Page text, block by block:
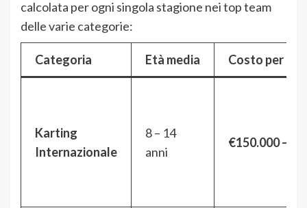
calcolata per ogni singola stagione nei top team
delle varie categorie:
Categoria Età media Costo per
Karting
Internazionale
8 – 14
anni
€150.000 –